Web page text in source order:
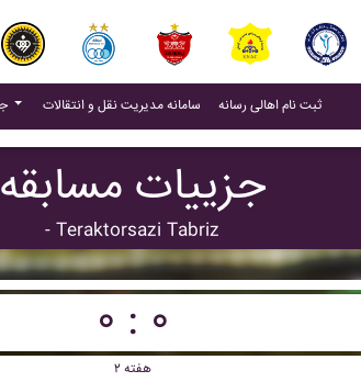
جدول بازی ها سامانه مدیریت نقل و انتقالات (current)
ثبت نام اهالی رسانه
جزییات مسابقه
- Teraktorsazi Tabriz
۰ : ۰
هفته ۲